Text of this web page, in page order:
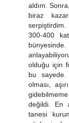
aldım.
biraz
serpiştirdim.
300-400
olduğu için
bu sayede.
olması,
değildi. En
tanesi